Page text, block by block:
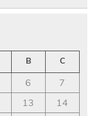
B C
6
7
13
14